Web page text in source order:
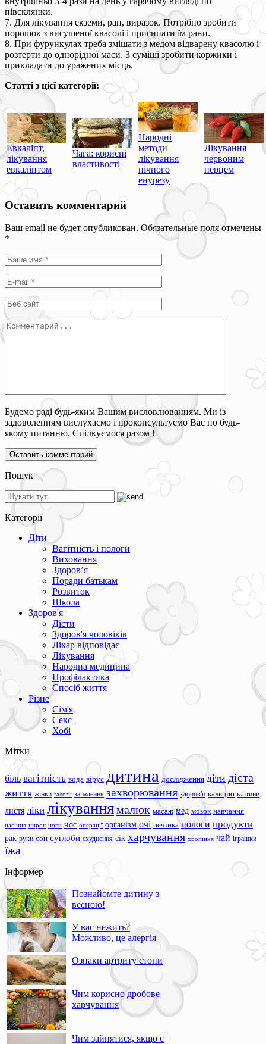
півсклянки.
7. Для лікування екземи, ран, виразок. Потрібно зробити
порошок з висушеної квасолі і присипати їм рани.
8. При фурункулах треба змішати з медом відварену квасолю і
розтерти до однорідної маси. З суміші зробити коржики і
прикладати до уражених місць.
Статті з цієї категорії:
Евкаліпт,
лікування
евкаліптом
Чага: корисні
властивості
Народні
методи
лікування
нічного
енурезу
Лікування
червоним
перцем
Оставить комментарий
Ваш email не будет опубликован. Обязательные поля отмечены
*
Будемо раді будь-яким Вашим висловлюванням. Ми із
задоволенням вислухаємо і проконсультуємо Вас по будь-
якому питанню. Спілкуємося разом !
Пошук
Категорії
Діти
Вагітність і пологи
Виховання
Здоров’я
Поради батькам
Розвиток
Школа
Здоров'я
Дієти
Здоров'я чоловіків
Лікар відповідає
Лікування
Народна медицина
Профілактика
Спосіб життя
Різне
Сім'я
Секс
Хобі
Мітки
біль вагітність вода вірус дитина дослідження діти дієта
життя жінки залози запалення захворювання здоров'я кальцію клітини
листя ліки лікуваннямалюк масаж мед мозок навчання
насіння нирок ноги нос операції організм очі печінка пологи продукти
рак руки сон суглоби схуднення сік харчування хропіння чай іграшки
їжа
Інформер
Познайомте дитину з
весною!
У вас нежить?
Можливо, це алергія
Ознаки артриту стопи
Чим корисно дробове
харчування
Чим зайнятися, якщо є